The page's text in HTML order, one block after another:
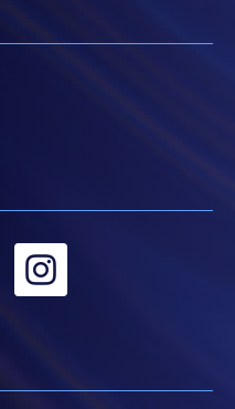
腦上進行。建議選用
。
名中心報名。
交課程申請和付款在系
Go